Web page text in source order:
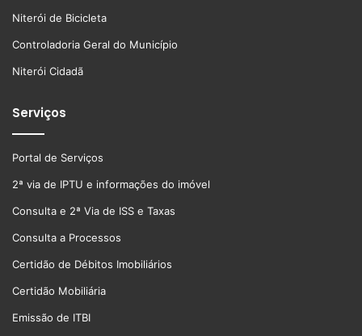
Niterói de Bicicleta
Controladoria Geral do Município
Niterói Cidadã
Serviços
Portal de Serviços
2ª via de IPTU e informações do imóvel
Consulta e 2ª Via de ISS e Taxas
Consulta a Processos
Certidão de Débitos Imobiliários
Certidão Mobiliária
Emissão de ITBI